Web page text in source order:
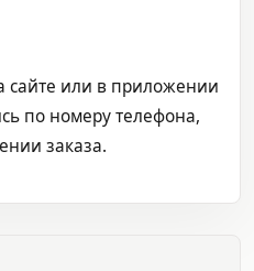
сайте или в приложении
по номеру телефона,
заказа.